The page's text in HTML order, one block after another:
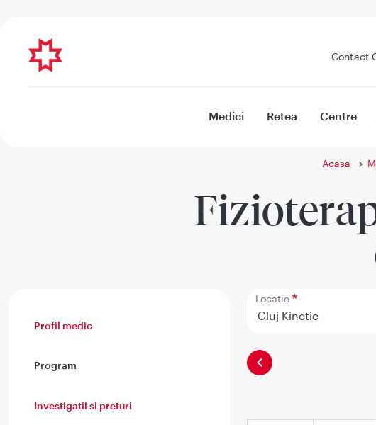
Contact
Medici Retea Centre
Acasa
Profil medic
Program
Investigatii si preturi
Locatie